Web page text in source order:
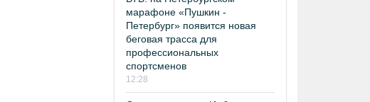
марафоне «Пушкин -
Петербург» появится новая
беговая трасса для
профессиональных
спортсменов
12:28